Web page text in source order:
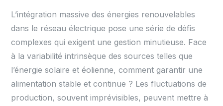
L’intégration massive des énergies renouvelables
dans le réseau électrique pose une série de défis
complexes qui exigent une gestion minutieuse. Face
à la variabilité intrinsèque des sources telles que
l’énergie solaire et éolienne, comment garantir une
alimentation stable et continue ? Les fluctuations de
production, souvent imprévisibles, peuvent mettre à